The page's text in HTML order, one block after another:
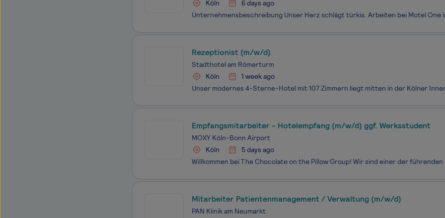
Köln
6 days ago
Rezeptionist (m/w/d)
Stadthotel am Römerturm
Köln
1 week ago
Empfangsmitarbeiter - Hotelempfang (m/w/d) ggf. Werksstudent
MOXY Köln-Bonn Airport
Köln
5 days ago
Mitarbeiter Patientenmanagement / Verwaltung (m/w/d)
PAN Klinik am Neumarkt